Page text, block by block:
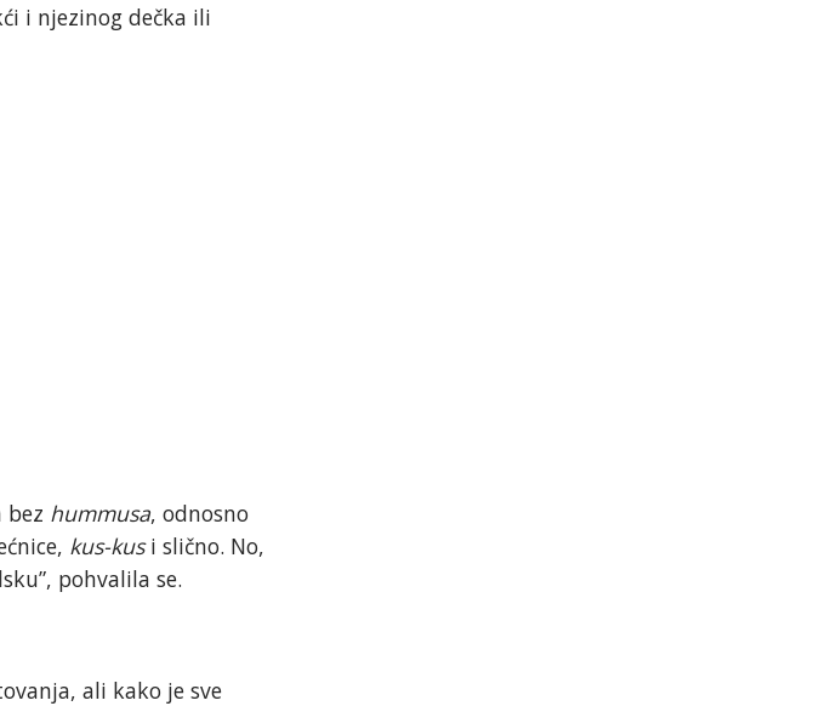
i njezinog dečka ili
bez hummusa, odnosno
kus-kusi slično. No,
pohvalila se.
ali kako je sve